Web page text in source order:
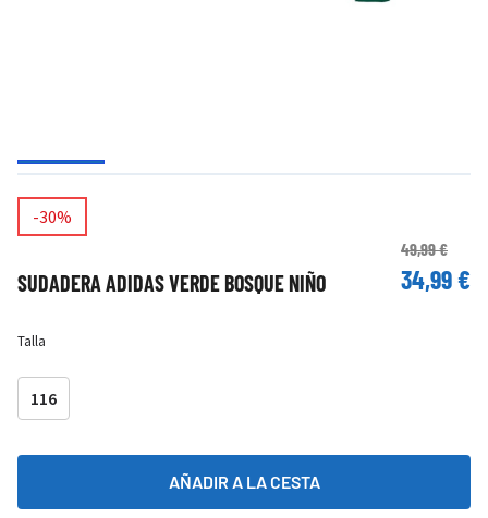
-30%
SUDADERA ADIDAS VERDE BOSQUE NIÑO
49,99 €
34,99 €
Talla
116
AÑADIR A LA CESTA